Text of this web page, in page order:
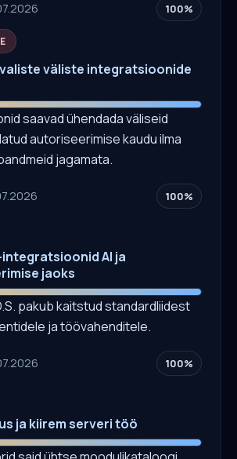
100%
väliste integratsioonide
saavad ühendada väliseid
autoriseerimise kaudu ilma
jagamata.
100%
integratsioonid AI ja
jaoks
pakub kaitstud standardliidest
ja töövahenditele.
100%
ja kiirem serveri töö